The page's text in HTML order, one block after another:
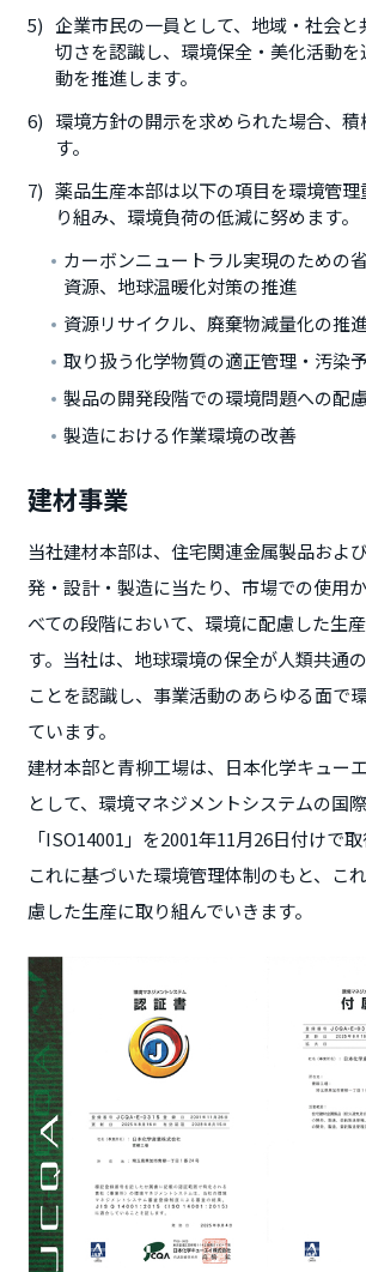
企業市民の一員として、地域・社会
切さを認識し、環境保全・美化活動
動を推進します。
環境方針の開示を求められた場合、
す。
薬品生産本部は以下の項目を環境管
り組み、環境負荷の低減に努めます。
カーボンニュートラル実現のための
資源、地球温暖化対策の推進
資源リサイクル、廃棄物減量化の推
取り扱う化学物質の適正管理・汚染
製品の開発段階での環境問題への配慮
製造における作業環境の改善
建材事業
当社建材本部は、住宅関連金属製品およ
発・設計・製造に当たり、市場での使用
べての段階において、環境に配慮した生
す。当社は、地球環境の保全が人類共通
ことを認識し、事業活動のあらゆる面で
ています。
建材本部と青柳工場は、日本化学キュー
として、環境マネジメントシステムの国
「ISO14001」を2001年11月26日付けで
これに基づいた環境管理体制のもと、こ
慮した生産に取り組んでいきます。